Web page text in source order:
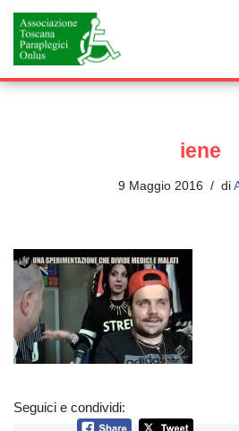
Vai
al
contenuto
iene
9 Maggio 2016 di
Seguici e condividi: